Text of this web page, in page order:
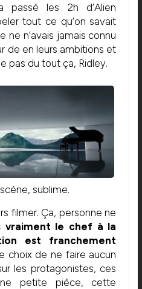
passé les 2h d’Alien
tout ce qu’on savait
ne n’avais jamais connu
de en leurs ambitions et
pas du tout ça, Ridley.
sublime.
filmer. Ça, personne ne
vraiment le chef à la
est franchement
choix de ne faire aucun
les protagonistes, ces
petite pièce, cette